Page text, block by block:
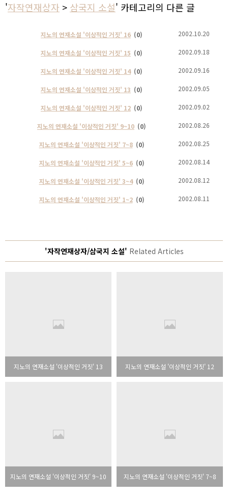
'자작연재상자 > 삼국지 소설' 카테고리의 다른 글
지노의 연재소설 '이상적인 거짓' 16 (0) 2002.10.20
지노의 연재소설 '이상적인 거짓' 15 (0) 2002.09.18
지노의 연재소설 '이상적인 거짓' 14 (0) 2002.09.16
지노의 연재소설 '이상적인 거짓' 13 (0) 2002.09.05
지노의 연재소설 '이상적인 거짓' 12 (0) 2002.09.02
지노의 연재소설 '이상적인 거짓' 9~10 (0) 2002.08.26
지노의 연재소설 '이상적인 거짓' 7~8 (0) 2002.08.25
지노의 연재소설 '이상적인 거짓' 5~6 (0) 2002.08.14
지노의 연재소설 '이상적인 거짓' 3~4 (0) 2002.08.12
지노의 연재소설 '이상적인 거짓' 1~2 (0) 2002.08.11
'자작연재상자/삼국지 소설' Related Articles
지노의 연재소설 '이상적인 거짓' 13 지노의 연재소설 '이상적인 거짓' 12
지노의 연재소설 '이상적인 거짓' 9~10 지노의 연재소설 '이상적인 거짓' 7~8